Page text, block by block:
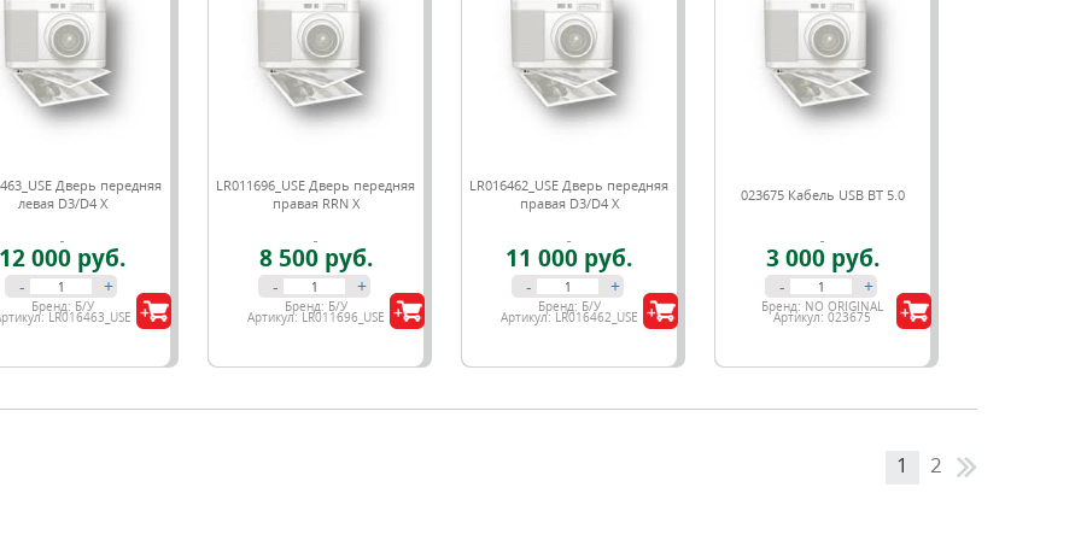
Дверь передняя
левая D3/D4 Х
12 000 руб.
- +
Бренд: Б/У
LR016463_USE
LR011696_USE Дверь передняя
правая RRN X
8 500 руб.
- +
Бренд: Б/У
Артикул: LR011696_USE
LR016462_USE Дверь передняя
правая D3/D4 Х
11 000 руб.
- +
Бренд: Б/У
Артикул: LR016462_USE
023675 Кабель USB BT 5.0
3 000 руб.
- +
Бренд: NO ORIGINAL
Артикул: 023675
1 2